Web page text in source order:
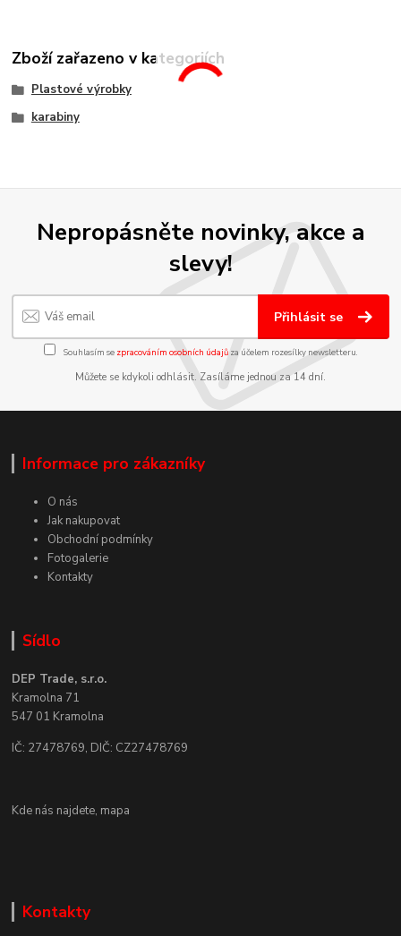
Zboží zařazeno v kategoriích
Plastové výrobky
karabiny
Nepropásněte novinky, akce a
slevy!
Přihlásit se
Souhlasím se zpracováním osobních údajůza účelem rozesílky newsletteru.
Můžete se kdykoli odhlásit. Zasíláme jednou za 14 dní.
Informace pro zákazníky
O nás
Jak nakupovat
Obchodní podmínky
Fotogalerie
Kontakty
Sídlo
DEP Trade, s.r.o.
Kramolna 71
547 01 Kramolna
IČ: 27478769, DIČ: CZ27478769
Kde nás najdete, mapa
Kontakty